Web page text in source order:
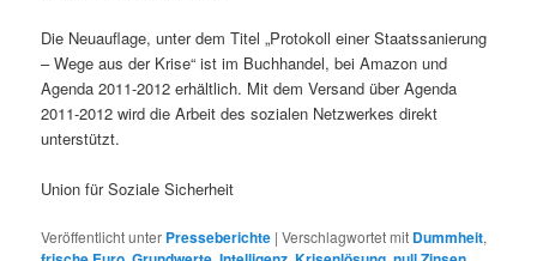
Die Neuauflage, unter dem Titel „Protokoll einer Staatssanierung
– Wege aus der Krise“ ist im Buchhandel, bei Amazon und
Agenda 2011-2012 erhältlich. Mit dem Versand über Agenda
2011-2012 wird die Arbeit des sozialen Netzwerkes direkt
unterstützt.
Union für Soziale Sicherheit
Veröffentlicht unter Presseberichte |Verschlagwortet mit Dummheit,